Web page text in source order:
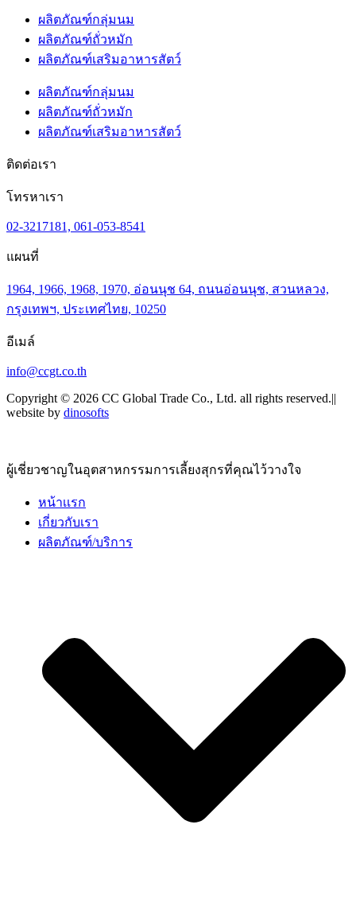
ผลิตภัณฑ์กลุ่มนม
ผลิตภัณฑ์ถั่วหมัก
ผลิตภัณฑ์เสริมอาหารสัตว์
ผลิตภัณฑ์กลุ่มนม
ผลิตภัณฑ์ถั่วหมัก
ผลิตภัณฑ์เสริมอาหารสัตว์
ติดต่อเรา
โทรหาเรา
02-3217181, 061-053-8541
แผนที่
1964, 1966, 1968, 1970, อ่อนนุช 64, ถนนอ่อนนุช, สวนหลวง,
กรุงเทพฯ, ประเทศไทย, 10250
อีเมล์
info@ccgt.co.th
Copyright © 2026 CC Global Trade Co., Ltd. all rights reserved.||
website by dinosofts
ผู้เชี่ยวชาญในอุตสาหกรรมการเลี้ยงสุกรที่คุณไว้วางใจ
หน้าเเรก
เกี่ยวกับเรา
ผลิตภัณฑ์/บริการ